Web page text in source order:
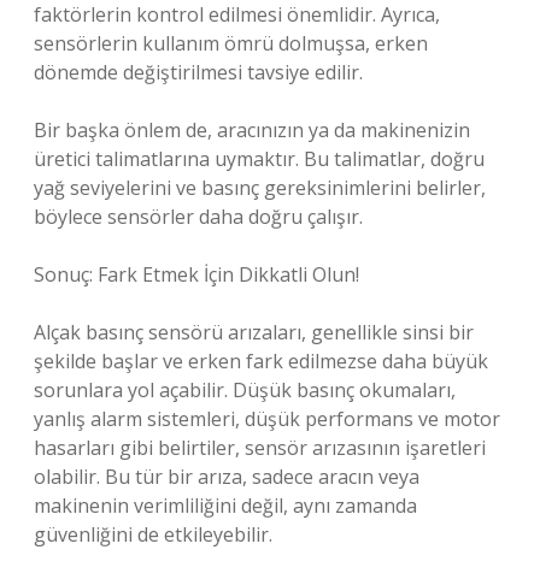
faktörlerin kontrol edilmesi önemlidir. Ayrıca,
sensörlerin kullanım ömrü dolmuşsa, erken
dönemde değiştirilmesi tavsiye edilir.
Bir başka önlem de, aracınızın ya da makinenizin
üretici talimatlarına uymaktır. Bu talimatlar, doğru
yağ seviyelerini ve basınç gereksinimlerini belirler,
böylece sensörler daha doğru çalışır.
Sonuç: Fark Etmek İçin Dikkatli Olun!
Alçak basınç sensörü arızaları, genellikle sinsi bir
şekilde başlar ve erken fark edilmezse daha büyük
sorunlara yol açabilir. Düşük basınç okumaları,
yanlış alarm sistemleri, düşük performans ve motor
hasarları gibi belirtiler, sensör arızasının işaretleri
olabilir. Bu tür bir arıza, sadece aracın veya
makinenin verimliliğini değil, aynı zamanda
güvenliğini de etkileyebilir.